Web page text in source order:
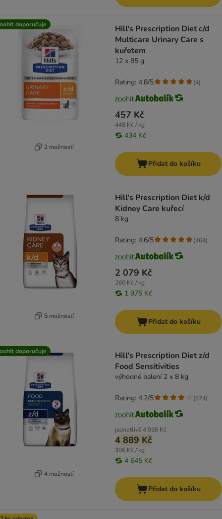
doporučuje
2 možností
Hill's Prescription Diet c/d
Multicare Urinary Care s
kuřetem
12 x 85 g
457 Kč
448 Kč / kg
434 Kč
Rating: 4.8/5 (4)
Přidat do košíku
5 možností
Hill's Prescription Diet k/d
Kidney Care kuřecí
8 kg
2 079 Kč
260 Kč / kg
1 975 Kč
Rating: 4.6/5 (464)
Přidat do košíku
doporučuje
4 možností
Hill's Prescription Diet z/d
Food Sensitivities
výhodné balení 2 x 8 kg
jednotlivě4 938 Kč
4 889 Kč
306 Kč / kg
4 645 Kč
Rating: 4.2/5 (874)
Přidat do košíku